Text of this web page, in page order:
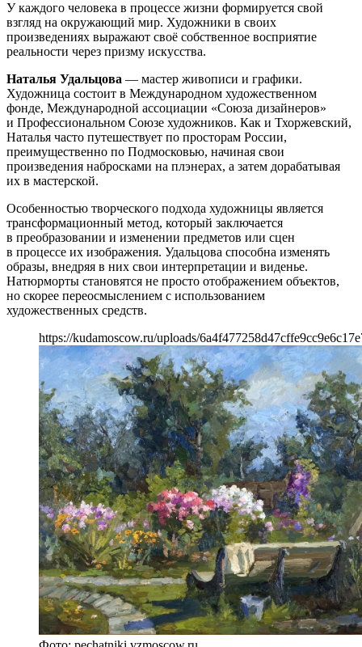
У каждого человека в процессе жизни формируется свой
взгляд на окружающий мир. Художники в своих
произведениях выражают своё собственное восприятие
реальности через призму искусства.
Наталья Удальцова — мастер живописи и графики.
Художница состоит в Международном художественном
фонде, Международной ассоциации «Союза дизайнеров»
и Профессиональном Союзе художников. Как и Тхоржевский,
Наталья часто путешествует по просторам России,
преимущественно по Подмосковью, начиная свои
произведения набросками на плэнерах, а затем дорабатывая
их в мастерской.
Особенностью творческого подхода художницы является
трансформационный метод, который заключается
в преобразовании и изменении предметов или сцен
в процессе их изображения. Удальцова способна изменять
образы, внедряя в них свои интерпретации и виденье.
Натюрморты становятся не просто отображением объектов,
но скорее переосмыслением с использованием
художественных средств.
https://kudamoscow.ru/uploads/